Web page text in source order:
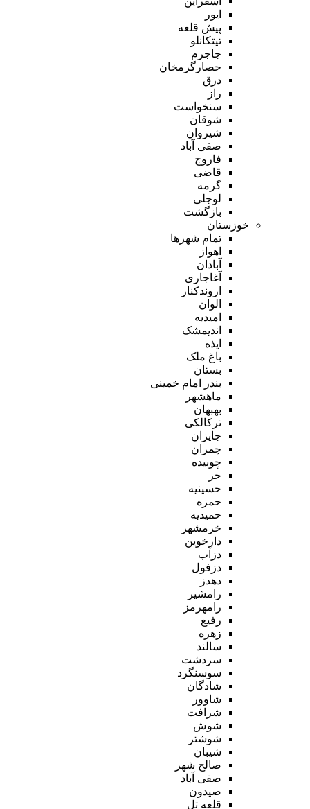
ایور
پیش قلعه
تیتکانلو
جاجرم
حصارگرمخان
درق
راز
سنخواست
شوقان
شیروان
صفی آباد
فاروج
قاضی
گرمه
لوجلی
بازگشت
خوزستان
تمام شهر‌ها
اهواز
آبادان
آغاجاری
اروندکنار
الوان
امیدیه
اندیمشک
ایذه
باغ ملک
بستان
بندر امام خمینی
ماهشهر
بهبهان
ترکالکی
جایزان
چمران
چوبیده
حر
حسینیه
حمزه
حمیدیه
خرمشهر
دارخوین
دزآب
دزفول
دهدز
رامشیر
رامهرمز
رفیع
زهره
سالند
سردشت
سوسنگرد
شادگان
شاوور
شرافت
شوش
شوشتر
شیبان
صالح شهر
صفی آباد
صیدون
قلعه تل